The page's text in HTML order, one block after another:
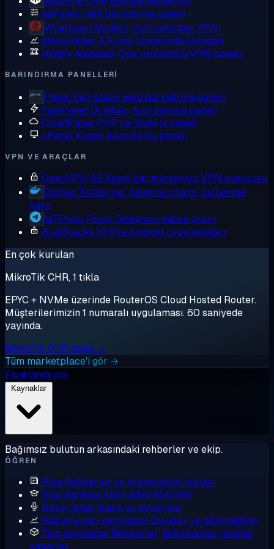
aaPanel Hafif barındırma paneli
WireGuard Modern, hızlı çekirdek VPN
MetaTrader 4 Forex ticaretinde standart
Hiddify Manager Çok protokollü VPN paneli
BARINDIRMA PANELLERI
Plesk Full-stack web barındırma paneli
FastPanel Ücretsiz, hızlı sunucu paneli
CloudPanel PHP ve Node.js paneli
cPanel Klasik barındırma paneli
VPN VE ARAÇLAR
OpenVPN AS Kendi barındırdığınız VPN sunucusu
Docker Konteyner çalışma ortamı, kullanıma
hazır
MTProto Proxy Telegram-native proxy
BlueStacks VPS'te Android uygulamaları
En çok kurulan
MikroTik CHR, 1 tıkla
EPYC + NVMe üzerinde RouterOS Cloud Hosted Router.
Müşterilerimizin 1 numaralı uygulaması. 60 saniyede
yayında.
MikroTik CHR dağıt →
Tüm marketplace'i gör →
Fiyatlandırma
Kaynaklar
Bağımsız bulutun arkasındaki rehberler ve ekip.
ÖĞREN
Blog Rehberler ve mühendislik notları
Bilgi Bankası Adım adım eğitimler
Basın Odası Basın ve duyurular
Sağlayıcıları karşılaştır Cloudzy ve alternatifleri
Tüm kaynaklar Rehberler, dokümanlar, araçlar,
haberler